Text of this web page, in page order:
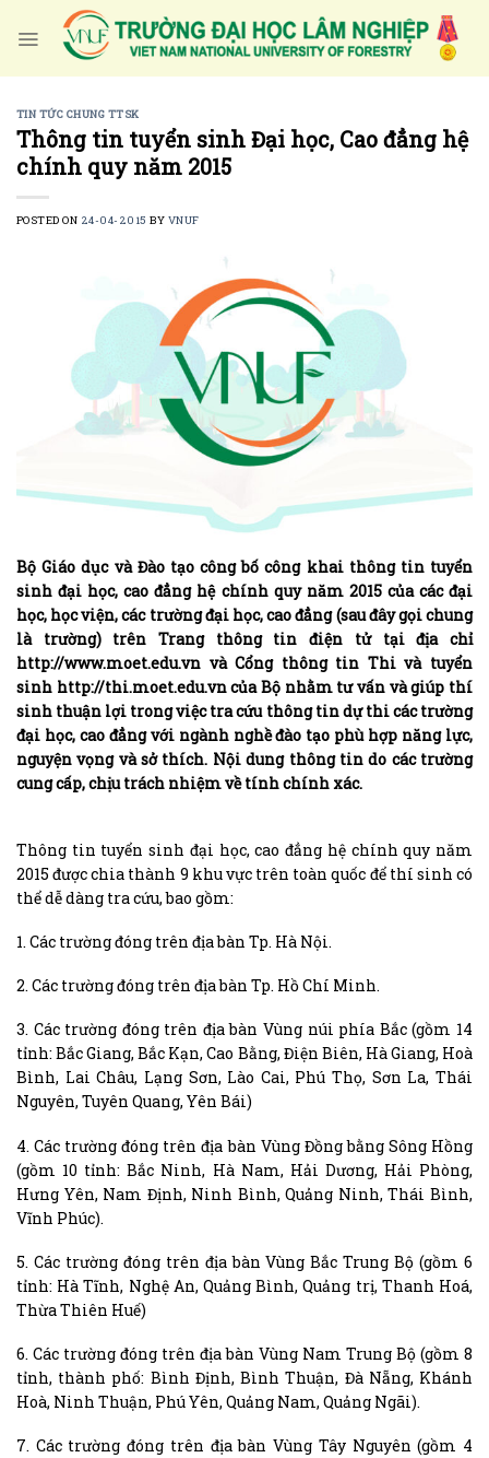
TIN TỨC CHUNG TTSK
Thông tin tuyển sinh Đại học, Cao đẳng hệ
chính quy năm 2015
POSTED ON 24-04-2015 BY VNUF
Bộ Giáo dục và Đào tạo công bố công khai thông tin tuyển
sinh đại học, cao đẳng hệ chính quy năm 2015 của các đại
học, học viện, các trường đại học, cao đẳng (sau đây gọi chung
là trường) trên Trang thông tin điện tử tại địa chỉ
http://www.moet.edu.vn và Cổng thông tin Thi và tuyển
sinh http://thi.moet.edu.vn của Bộ nhằm tư vấn và giúp thí
sinh thuận lợi trong việc tra cứu thông tin dự thi các trường
đại học, cao đẳng với ngành nghề đào tạo phù hợp năng lực,
nguyện vọng và sở thích. Nội dung thông tin do các trường
cung cấp, chịu trách nhiệm về tính chính xác.
Thông tin tuyển sinh đại học, cao đẳng hệ chính quy năm
2015 được chia thành 9 khu vực trên toàn quốc để thí sinh có
thể dễ dàng tra cứu, bao gồm:
1. Các trường đóng trên địa bàn Tp. Hà Nội.
2. Các trường đóng trên địa bàn Tp. Hồ Chí Minh.
3. Các trường đóng trên địa bàn Vùng núi phía Bắc (gồm 14
tỉnh: Bắc Giang, Bắc Kạn, Cao Bằng, Điện Biên, Hà Giang, Hoà
Bình, Lai Châu, Lạng Sơn, Lào Cai, Phú Thọ, Sơn La, Thái
Nguyên, Tuyên Quang, Yên Bái)
4. Các trường đóng trên địa bàn Vùng Đồng bằng Sông Hồng
(gồm 10 tỉnh: Bắc Ninh, Hà Nam, Hải Dương, Hải Phòng,
Hưng Yên, Nam Định, Ninh Bình, Quảng Ninh, Thái Bình,
Vĩnh Phúc).
5. Các trường đóng trên địa bàn Vùng Bắc Trung Bộ (gồm 6
tỉnh: Hà Tĩnh, Nghệ An, Quảng Bình, Quảng trị, Thanh Hoá,
Thừa Thiên Huế)
6. Các trường đóng trên địa bàn Vùng Nam Trung Bộ (gồm 8
tỉnh, thành phố: Bình Định, Bình Thuận, Đà Nẵng, Khánh
Hoà, Ninh Thuận, Phú Yên, Quảng Nam, Quảng Ngãi).
7. Các trường đóng trên địa bàn Vùng Tây Nguyên (gồm 4